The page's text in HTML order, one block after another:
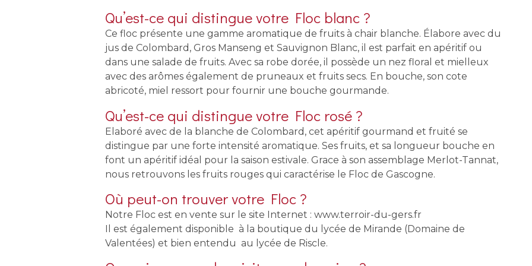
Qu’est-ce qui distingue votre Floc blanc ?
Ce floc présente une gamme aromatique de fruits à chair blanche. Élabore avec du
jus de Colombard, Gros Manseng et Sauvignon Blanc, il est parfait en apéritif ou
dans une salade de fruits. Avec sa robe dorée, il possède un nez floral et mielleux
avec des arômes également de pruneaux et fruits secs. En bouche, son cote
abricoté, miel ressort pour fournir une bouche gourmande.
Qu’est-ce qui distingue votre Floc rosé ?
Elaboré avec de la blanche de Colombard, cet apéritif gourmand et fruité se
distingue par une forte intensité aromatique. Ses fruits, et sa longueur bouche en
font un apéritif idéal pour la saison estivale. Grace à son assemblage Merlot-Tannat,
nous retrouvons les fruits rouges qui caractérise le Floc de Gascogne.
Où peut-on trouver votre Floc ?
Notre Floc est en vente sur le site Internet : www.terroir-du-gers.fr
Il est également disponible à la boutique du lycée de Mirande (Domaine de
Valentées) et bien entendu au lycée de Riscle.